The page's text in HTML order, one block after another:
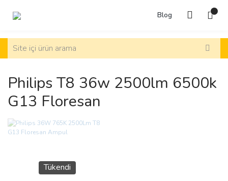
Blog
Philips T8 36w 2500lm 6500k
G13 Floresan
Tükendi